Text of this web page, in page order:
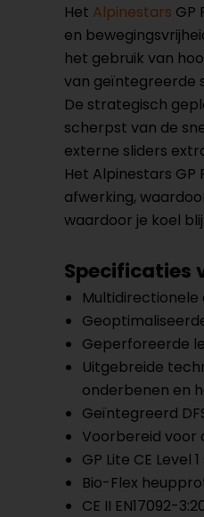
Het Alpinestars GP
en
het gebruik van
van geïntegreerde
De strategisch
scherpst van de
externe sliders
Het Alpinestars
afwerking,
waardoor je koel
Specificaties
Geperforeerde
Uitgebreide
onderbenen en
Geïntegreerd
Voorbereid voor
GP Lite CE
Bio-Flex
CE II EN17092-